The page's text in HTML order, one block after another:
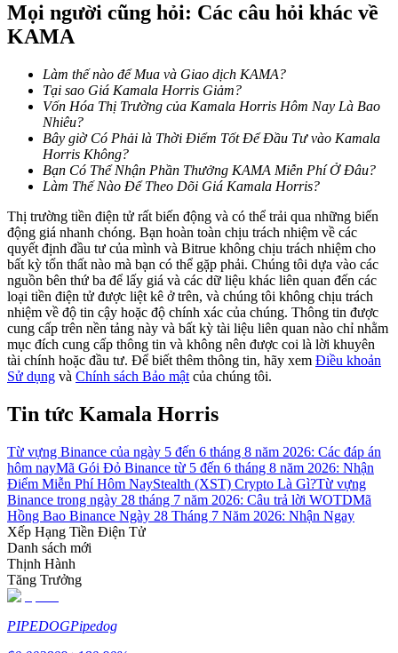
Thông tin
Phân tích dữ liệu lớn bao gồm thông tin giao dịch, v.v.
Hướng dẫn
Hướng dẫn giao dịch Spot
Chiến lược giao dịch
Học cách duy trì lợi nhuận
Mọi người cũng hỏi: Các câu hỏi khác về
KAMA
Làm thế nào để Mua và Giao dịch KAMA?
Tại sao Giá Kamala Horris Giảm?
Vốn Hóa Thị Trường của Kamala Horris Hôm Nay Là Bao
Nhiêu?
Bây giờ Có Phải là Thời Điểm Tốt Để Đầu Tư vào Kamala
Horris Không?
Bạn Có Thể Nhận Phần Thưởng KAMA Miễn Phí Ở Đâu?
Làm Thế Nào Để Theo Dõi Giá Kamala Horris?
Thị trường tiền điện tử rất biến động và có thể trải qua những biến
động giá nhanh chóng. Bạn hoàn toàn chịu trách nhiệm về các
quyết định đầu tư của mình và Bitrue không chịu trách nhiệm cho
bất kỳ tổn thất nào mà bạn có thể gặp phải. Chúng tôi dựa vào các
nguồn bên thứ ba để lấy giá và các dữ liệu khác liên quan đến các
loại tiền điện tử được liệt kê ở trên, và chúng tôi không chịu trách
nhiệm về độ tin cậy hoặc độ chính xác của chúng. Thông tin được
cung cấp trên nền tảng này và bất kỳ tài liệu liên quan nào chỉ nhằm
mục đích cung cấp thông tin và không nên được coi là lời khuyên
tài chính hoặc đầu tư. Để biết thêm thông tin, hãy xem Điều khoản
Sử dụng và Chính sách Bảo mật của chúng tôi.
Tin tức Kamala Horris
Từ vựng Binance của ngày 5 đến 6 tháng 8 năm 2026: Các đáp án
hôm nayMã Gói Đỏ Binance từ 5 đến 6 tháng 8 năm 2026: Nhận
Điểm Miễn Phí Hôm NayStealth (XST) Crypto Là Gì?Từ vựng
Binance trong ngày 28 tháng 7 năm 2026: Câu trả lời WOTDMã
Hồng Bao Binance Ngày 28 Tháng 7 Năm 2026: Nhận Ngay
Xếp Hạng Tiền Điện Tử
Danh sách mới
Thịnh Hành
Tăng Trưởng
PIPEDOGPipedog